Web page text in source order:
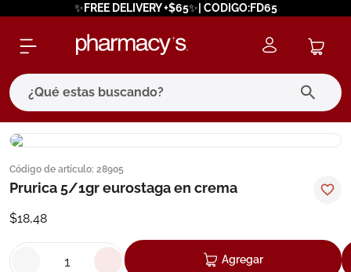
✨FREE DELIVERY +$65✨| CODIGO:FD65
¿Qué estas buscando?
Código de artículo: 28905
Prurica 5/1gr eurostaga en crema
$18,48
Agregar
términos más buscados
1. eucerin
3
pilexil